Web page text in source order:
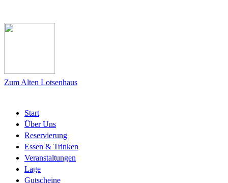
Zum Alten Lotsenhaus
Start
Über Uns
Reservierung
Essen & Trinken
Veranstaltungen
Lage
Gutscheine